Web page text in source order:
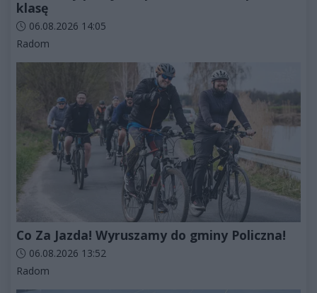
klasę
Data dodania artykułu:
06.08.2026 14:05
Kategorie artykułu:
Radom
Co Za Jazda! Wyruszamy do gminy Policzna!
Data dodania artykułu:
06.08.2026 13:52
Kategorie artykułu:
Radom